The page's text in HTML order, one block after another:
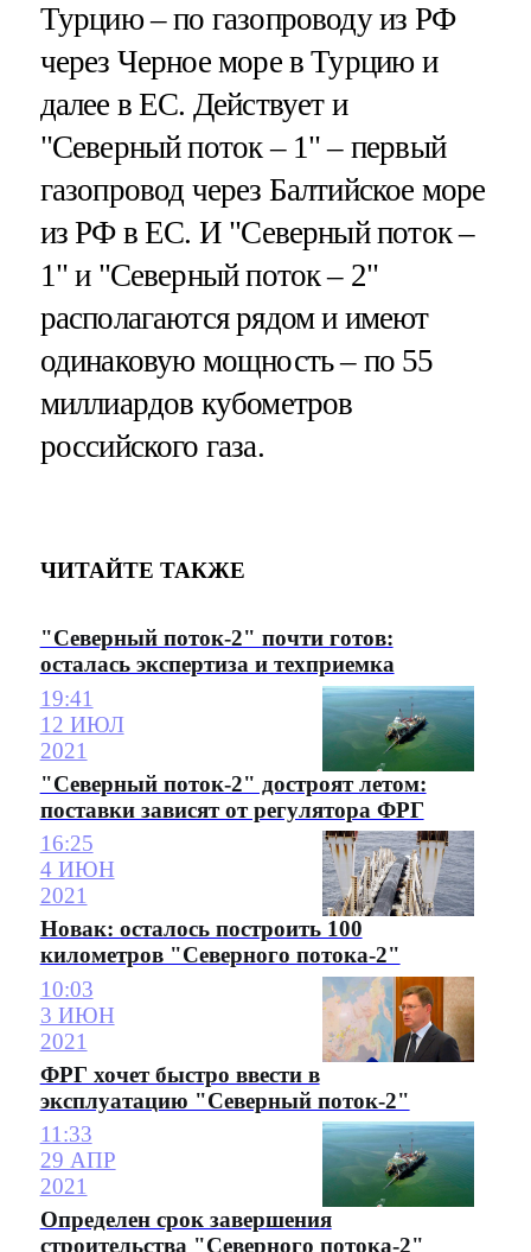
Турцию – по газопроводу из РФ
через Черное море в Турцию и
далее в ЕС. Действует и
"Северный поток – 1" – первый
газопровод через Балтийское море
из РФ в ЕС. И "Северный поток –
1" и "Северный поток – 2"
располагаются рядом и имеют
одинаковую мощность – по 55
миллиардов кубометров
российского газа.
ЧИТАЙТЕ ТАКЖЕ
"Северный поток-2" почти готов:
осталась экспертиза и техприемка
19:41
12 ИЮЛ
2021
"Северный поток-2" достроят летом:
поставки зависят от регулятора ФРГ
16:25
4 ИЮН
2021
Новак: осталось построить 100
километров "Северного потока-2"
10:03
3 ИЮН
2021
ФРГ хочет быстро ввести в
эксплуатацию "Северный поток-2"
11:33
29 АПР
2021
Определен срок завершения
строительства "Северного потока-2"